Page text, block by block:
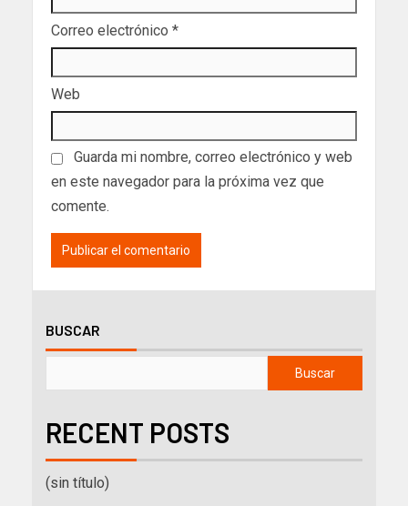
Correo electrónico *
Web
Guarda mi nombre, correo electrónico y web
en este navegador para la próxima vez que
comente.
BUSCAR
Buscar
RECENT POSTS
(sin título)